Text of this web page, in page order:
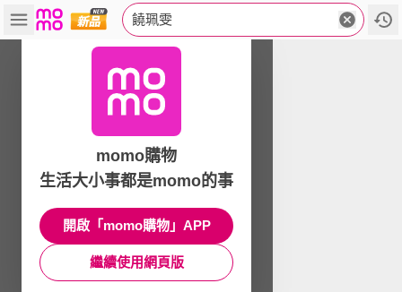
饒珮雯
momo購物
生活大小事都是momo的事
開啟「momo購物」APP
繼續使用網頁版